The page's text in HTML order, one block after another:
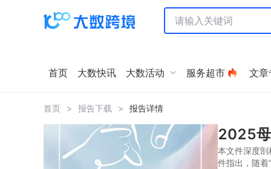
首页 大数快讯 大数活动 服务超市 文章
首页 > 报告下载 > 报告详情
2025母
本文件深度
件指出，随着